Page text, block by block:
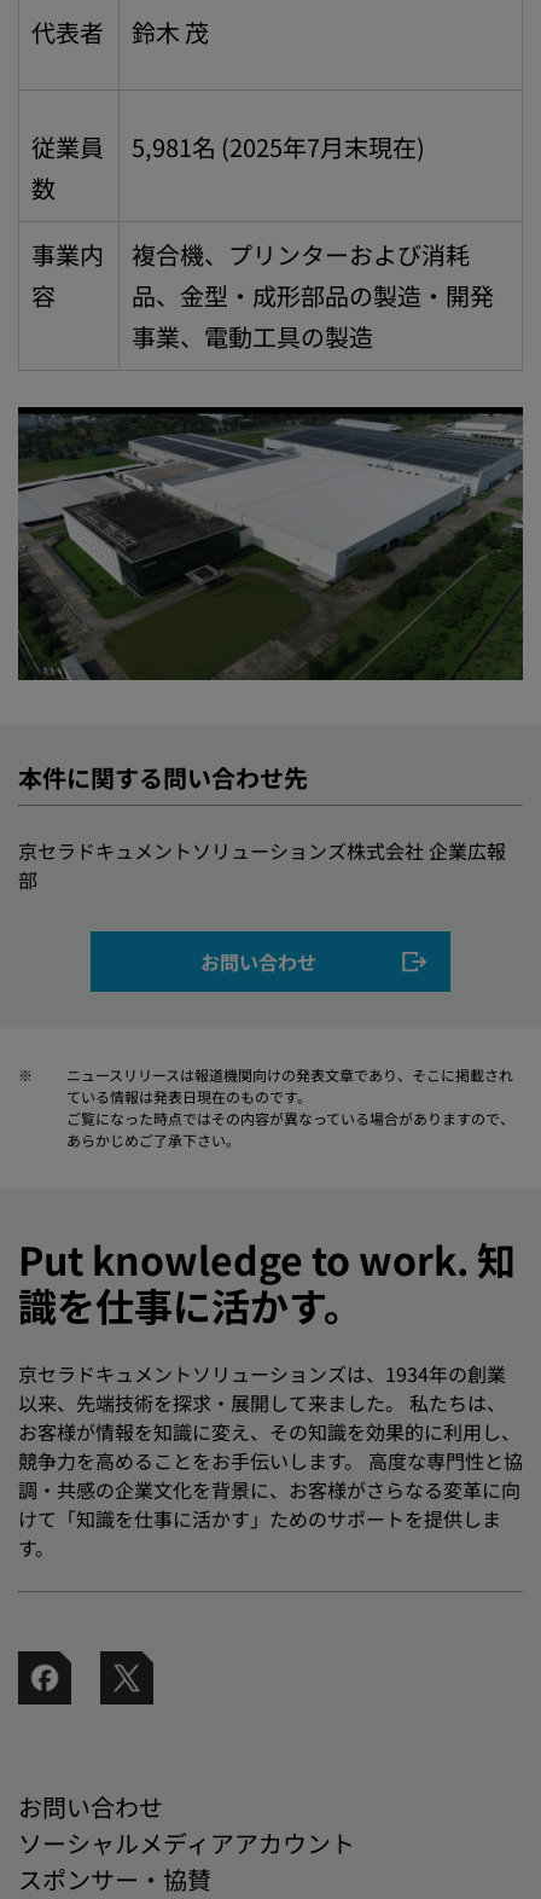
代表者 鈴木 茂
従業員
数
5,981名 (2025年7月末現在)
事業内
容
複合機、プリンターおよび消耗
品、金型・成形部品の製造・開発
事業、電動工具の製造
本件に関する問い合わせ先
京セラドキュメントソリューションズ株式会社 企業広報
部
お問い合わせ
※
ニュースリリースは報道機関向けの発表文章であり、そこに掲載され
ている情報は発表日現在のものです。
ご覧になった時点ではその内容が異なっている場合がありますので、
あらかじめご了承下さい。
Put knowledge to work. 知
識を仕事に活かす。
京セラドキュメントソリューションズは、1934年の創業
以来、先端技術を探求・展開して来ました。 私たちは、
お客様が情報を知識に変え、その知識を効果的に利用し、
競争力を高めることをお手伝いします。 高度な専門性と協
調・共感の企業文化を背景に、お客様がさらなる変革に向
けて「知識を仕事に活かす」ためのサポートを提供しま
す。
お問い合わせ
ソーシャルメディアアカウント
スポンサー・協賛